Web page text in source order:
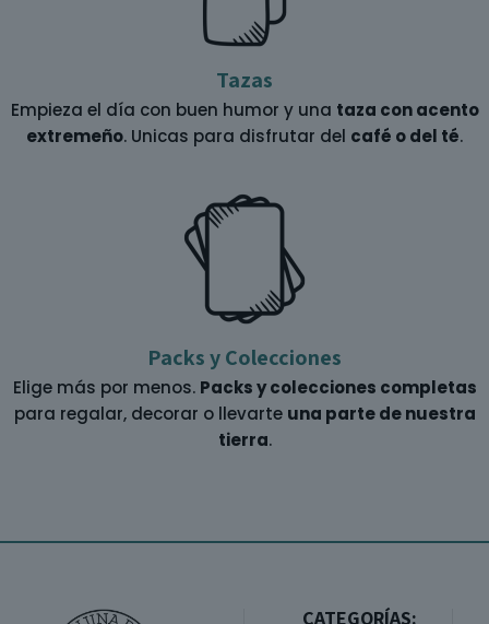
Tazas
Empieza el día con buen humor y una taza con acento
extremeño. Unicas para disfrutar del café o del té.
Packs y Colecciones
Elige más por menos. Packs y colecciones completas
para regalar, decorar o llevarte una parte de nuestra
tierra.
CATEGORÍAS: